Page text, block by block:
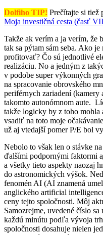
Dolfiho TIP! Prečítajte si tiež
Moja investičná cesta (časť
Takže ak verím a ja verím, že
tak sa pýtam sám seba. Ako
profitovať? Čo sú jednotlivé
realizáciu. No a jedným z
v podobe super výkonných
na spracovanie obrovského
periférnych zariadení (kamery
takomto autonómnom aute.
takže logicky by z toho mohla
vsadiť na toto moje
už aj vtedajší pomer P/E bol
Nebolo to však len o stávke
ďalšími podpornými faktormi
a všetky tieto aspekty naozaj
do astronomických výšok.
fenomén AI (AI znamená
anglického artificial
ceny tejto spoločnosti. Môj
Samozrejme, uvedené číslo
každú minútu podľa vývoja
spoločnosti dosahuje nielen